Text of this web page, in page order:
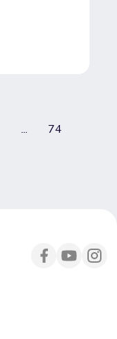
... 74